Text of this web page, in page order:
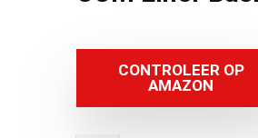
CONTROLEER OP
AMAZON